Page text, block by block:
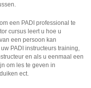
een PADI professional te
cursus leert u hoe u
een persoon kan
PADI instructeurs training,
en als u eenmaal een
om les te geven in
ect.